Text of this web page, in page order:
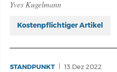
Yves Kugelmann
Kostenpflichtiger Artikel
STANDPUNKT 13.Dez 2022